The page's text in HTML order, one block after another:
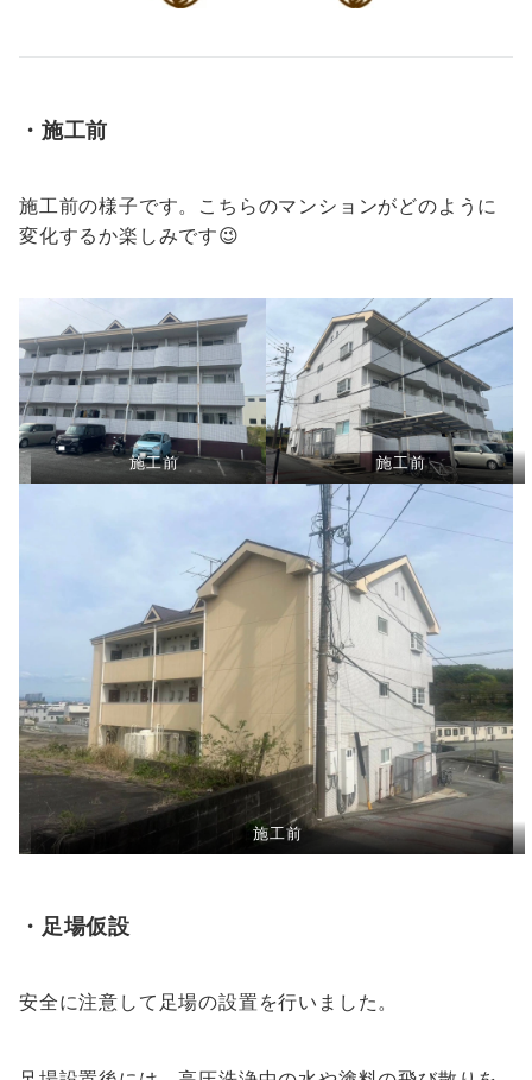
・施工前
施工前の様子です。こちらのマンションがどのように
変化するか楽しみです😉
施工前 施工前
施工前
・足場仮設
安全に注意して足場の設置を行いました。